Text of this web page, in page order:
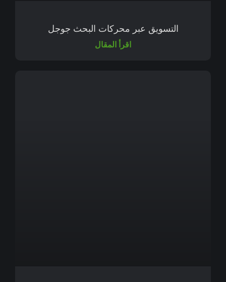
التسويق عبر محركات البحث جوجل
اقرأ المقال